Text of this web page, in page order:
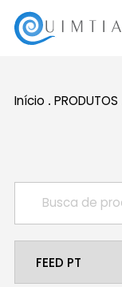
Início PRODUTOS